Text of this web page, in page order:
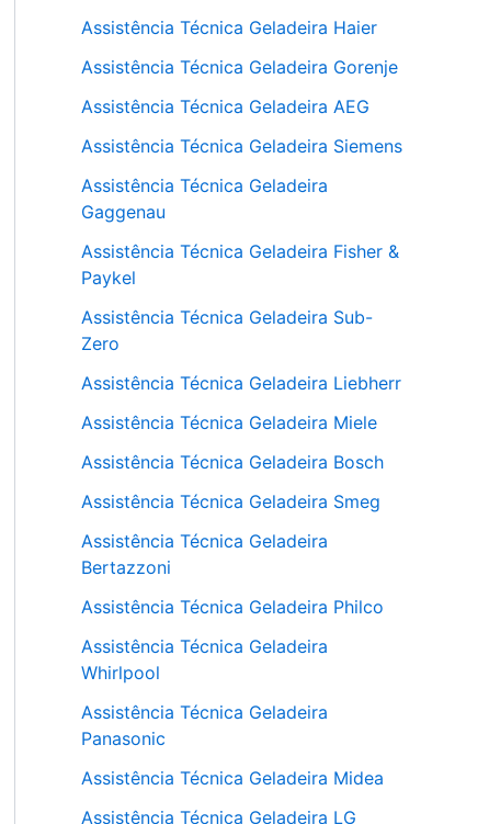
Assistência Técnica Geladeira Haier
Assistência Técnica Geladeira Gorenje
Assistência Técnica Geladeira AEG
Assistência Técnica Geladeira Siemens
Assistência Técnica Geladeira
Gaggenau
Assistência Técnica Geladeira Fisher &
Paykel
Assistência Técnica Geladeira Sub-
Zero
Assistência Técnica Geladeira Liebherr
Assistência Técnica Geladeira Miele
Assistência Técnica Geladeira Bosch
Assistência Técnica Geladeira Smeg
Assistência Técnica Geladeira
Bertazzoni
Assistência Técnica Geladeira Philco
Assistência Técnica Geladeira
Whirlpool
Assistência Técnica Geladeira
Panasonic
Assistência Técnica Geladeira Midea
Assistência Técnica Geladeira LG